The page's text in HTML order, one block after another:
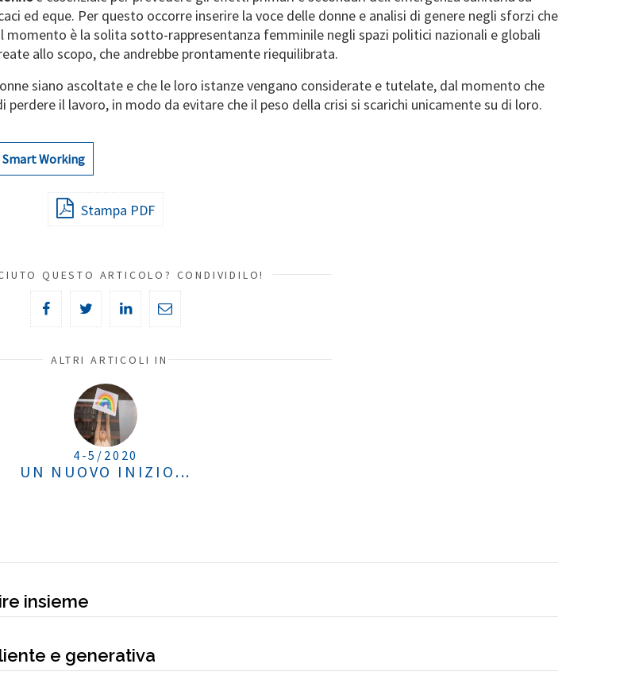
ed eque. Per questo occorre inserire la voce delle donne e analisi di genere negli sforzi che
momento è la solita sotto-rappresentanza femminile negli spazi politici nazionali e globali
allo scopo, che andrebbe prontamente riequilibrata.
siano ascoltate e che le loro istanze vengano considerate e tutelate, dal momento che
il lavoro, in modo da evitare che il peso della crisi si scarichi unicamente su di loro.
Smart Working
Stampa PDF
QUESTO ARTICOLO? CONDIVIDILO!
ALTRI ARTICOLI IN
4-5/2020
UN NUOVO INIZIO...
insieme
e generativa